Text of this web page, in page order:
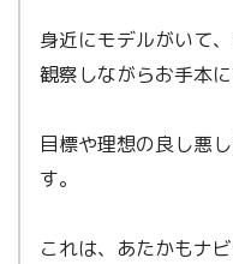
身近にモデルがいて
観察しながらお手本に
目標や理想の良し悪
す。
これは、あたかもナ